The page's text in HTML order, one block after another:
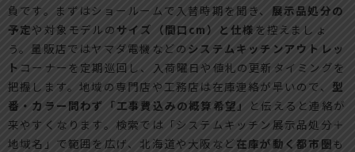
負です。まずはショールームで入替時期を聞き、 展示品処分の
予定や対象モデルのサイズ（間口cm）と仕様 を控えましょ
う。量販店ではヤマダ電機などの システムキッチンアウトレッ
ト コーナーを定期巡回し、入荷曜日や値札の更新タイミングを
把握します。地域の専門店や工務店は在庫連絡が早いので、 型
番・カラー問わず「工事費込みの概算希望」
と伝えると連絡が
来やすくなります。検索では「システムキッチン展示品処分＋
地域名」で範囲を広げ、北海道や大阪など 在庫が動く都市圏も